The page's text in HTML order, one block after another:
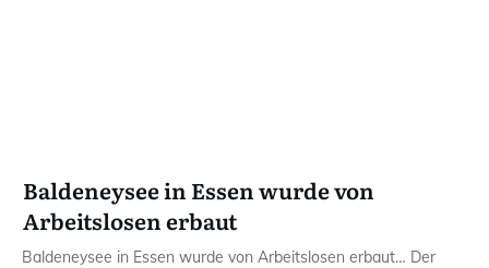
Baldeneysee in Essen wurde von
Arbeitslosen erbaut
Baldeneysee in Essen wurde von Arbeitslosen erbaut… Der